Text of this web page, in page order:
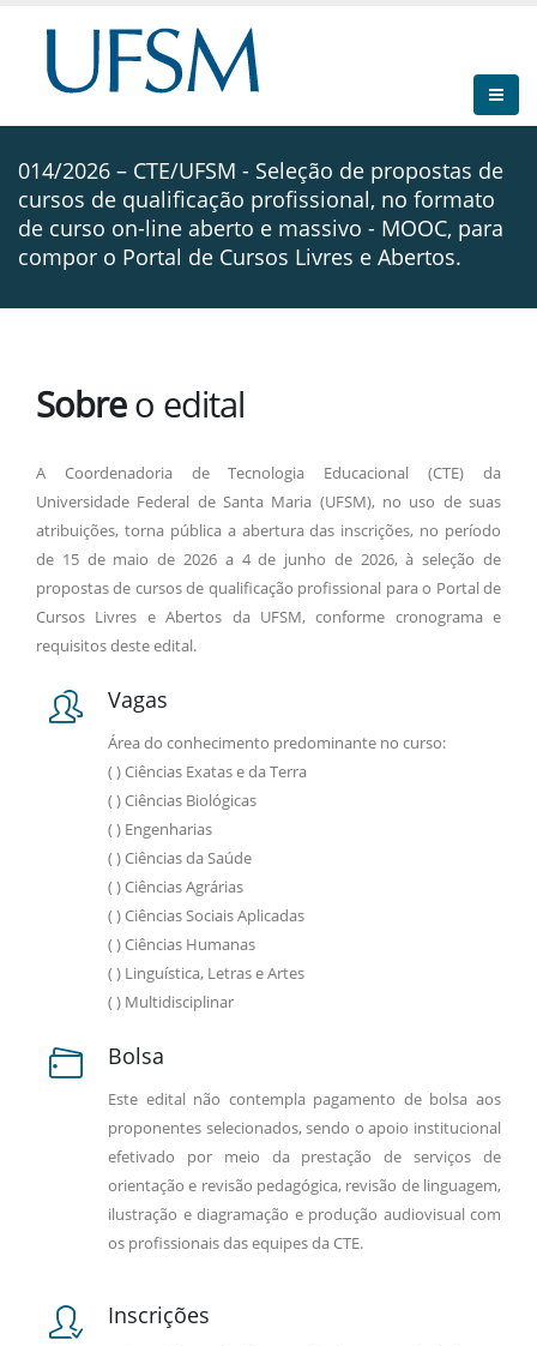
014/2026 – CTE/UFSM - Seleção de propostas de
cursos de qualificação profissional, no formato
de curso on-line aberto e massivo - MOOC, para
compor o Portal de Cursos Livres e Abertos.
Sobreo edital
A Coordenadoria de Tecnologia Educacional (CTE) da
Universidade Federal de Santa Maria (UFSM), no uso de suas
atribuições, torna pública a abertura das inscrições, no período
de 15 de maio de 2026 a 4 de junho de 2026, à seleção de
propostas de cursos de qualificação profissional para o Portal de
Cursos Livres e Abertos da UFSM, conforme cronograma e
requisitos deste edital.
Vagas
Área do conhecimento predominante no curso:
( ) Ciências Exatas e da Terra
( ) Ciências Biológicas
( ) Engenharias
( ) Ciências da Saúde
( ) Ciências Agrárias
( ) Ciências Sociais Aplicadas
( ) Ciências Humanas
( ) Linguística, Letras e Artes
( ) Multidisciplinar
Bolsa
Este edital não contempla pagamento de bolsa aos
proponentes selecionados, sendo o apoio institucional
efetivado por meio da prestação de serviços de
orientação e revisão pedagógica, revisão de linguagem,
ilustração e diagramação e produção audiovisual com
os profissionais das equipes da CTE.
Inscrições